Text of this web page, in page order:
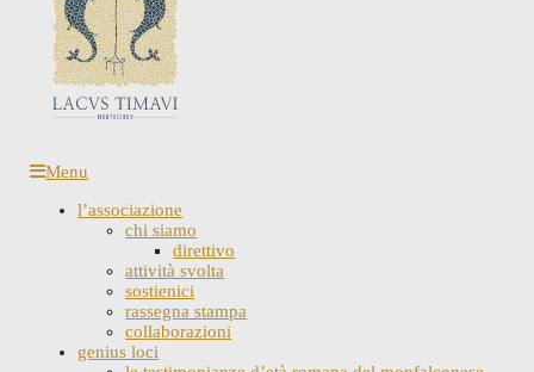
Menu
l’associazione
chi siamo
direttivo
attività svolta
sostienici
rassegna stampa
collaborazioni
genius loci